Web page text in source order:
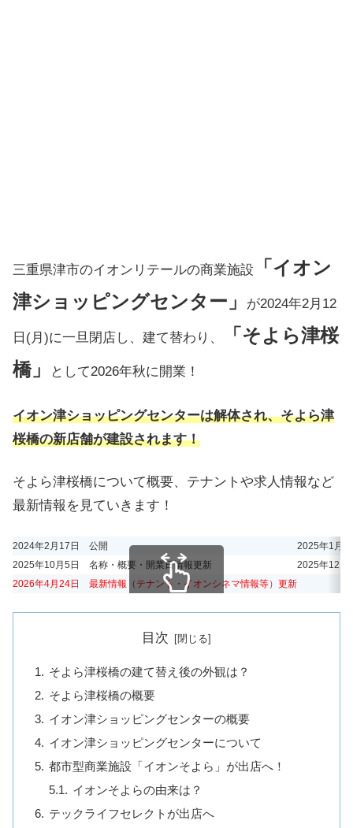
三重県津市のイオンリテールの商業施設
「イオン
津ショッピングセンター」
が2024年2月12
日(月)に一旦閉店し、建て替わり、
「そよら津桜
橋」
として2026年秋に開業！
イオン津ショッピングセンターは解体され、そよら津
桜橋の新店舗が建設されます！
そよら津桜橋について概要、テナントや求人情報など
最新情報を見ていきます！
2024年2月17日 公開
2025年1月
2025年10月5日 名称・概要・開業日情報更新
2025年12
2026年4月24日 最新情報（テナント・イオンシネマ情報等）更新
目次
そよら津桜橋の建て替え後の外観は？
そよら津桜橋の概要
イオン津ショッピングセンターの概要
イオン津ショッピングセンターについて
都市型商業施設「イオンそよら」が出店へ！
イオンそよらの由来は？
テックライフセレクトが出店へ